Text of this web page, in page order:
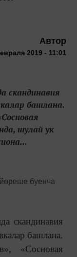
Автор
2019 - 11:01
скандинавия
башлана.
шулай ук
скандинавия
башлана.
«Сосновая